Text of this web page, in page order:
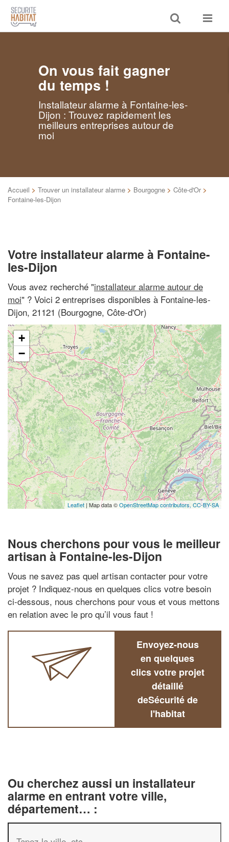
Toggle
search
Toggle
On vous fait gagner
du temps !
Installateur alarme à Fontaine-les-
Dijon : Trouvez rapidement les
meilleurs entreprises autour de
moi
Accueil > Trouver un installateur alarme > Bourgogne > Côte-d'Or >
Fontaine-les-Dijon
Votre installateur alarme à Fontaine-
les-Dijon
Vous avez recherché "installateur alarme autour de
moi" ? Voici 2 entreprises disponibles à Fontaine-les-
Dijon, 21121 (Bourgogne, Côte-d'Or)
+
−
Leaflet | Map data ©OpenStreetMap contributors, CC-BY-SA
Nous cherchons pour vous le meilleur
artisan à Fontaine-les-Dijon
Vous ne savez pas quel artisan contacter pour votre
projet ? Indiquez-nous en quelques clics votre besoin
ci-dessous, nous cherchons pour vous et vous mettons
en relation avec le pro qu’il vous faut !
Envoyez-nous
en quelques
clics votre projet
détaillé
deSécurité de
l'habitat
Ou cherchez aussi un installateur
alarme en entrant votre ville,
département… :